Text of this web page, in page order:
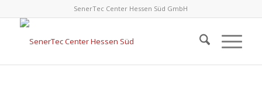
SenerTec Center Hessen Süd GmbH